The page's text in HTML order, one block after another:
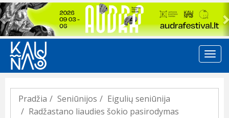
Previous
Pradžia Seniūnijos
Eigulių seniūnija
Radžastano liaudies šokio pasirodymas